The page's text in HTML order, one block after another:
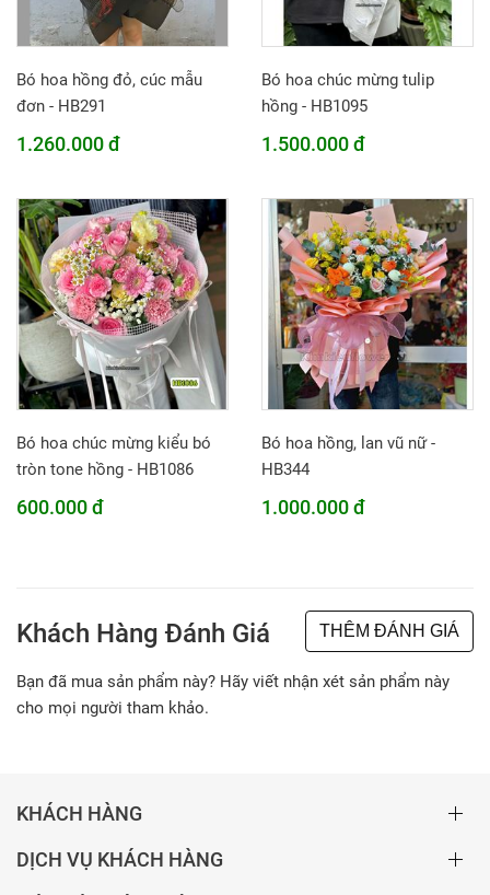
Bó hoa hồng đỏ, cúc mẫu
đơn - HB291
1.260.000 đ
Bó hoa chúc mừng tulip
hồng - HB1095
1.500.000 đ
Bó hoa chúc mừng kiểu bó
tròn tone hồng - HB1086
600.000 đ
Bó hoa hồng, lan vũ nữ -
HB344
1.000.000 đ
Khách Hàng Đánh Giá THÊM ĐÁNH GIÁ
Bạn đã mua sản phẩm này? Hãy viết nhận xét sản phẩm này
cho mọi người tham khảo.
KHÁCH HÀNG
DỊCH VỤ KHÁCH HÀNG